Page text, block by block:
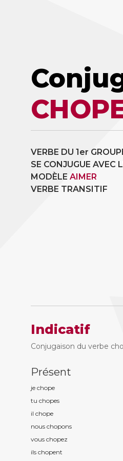
VERBE DU 1er
SE CONJUGUE AVEC
MODÈLE AIMER
VERBE TRANSITIF
Indicatif
Conjugaison du verbe
Présent
je chope
tu chopes
il chope
nous chopons
vous chopez
ils chopent